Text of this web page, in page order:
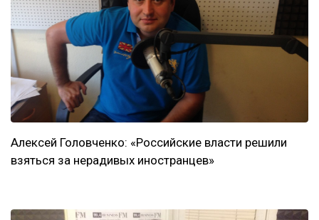
Алексей Головченко: «Российские власти решили
взяться за нерадивых иностранцев»